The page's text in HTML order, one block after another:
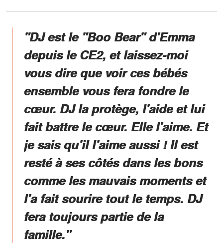
"DJ est le "Boo Bear" d'Emma
depuis le CE2, et laissez-moi
vous dire que voir ces bébés
ensemble vous fera fondre le
cœur. DJ la protège, l'aide et lui
fait battre le cœur. Elle l'aime. Et
je sais qu'il l'aime aussi ! Il est
resté à ses côtés dans les bons
comme les mauvais moments et
l'a fait sourire tout le temps. DJ
fera toujours partie de la
famille."